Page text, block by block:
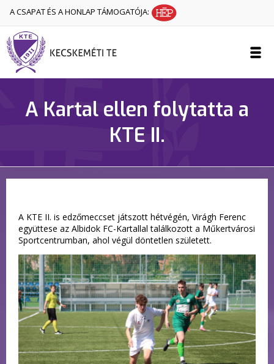
A CSAPAT ÉS A HONLAP TÁMOGATÓJA:
A Kartal ellen folytatta a
KTE II.
A KTE II. is edzőmeccset játszott hétvégén, Virágh Ferenc
együttese az Albidok FC-Kartallal találkozott a Műkertvárosi
Sportcentrumban, ahol végül döntetlen született.